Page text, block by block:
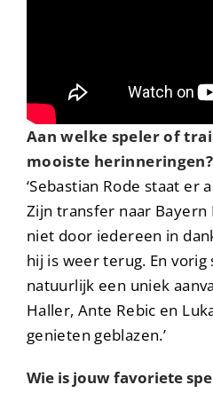
Aan welke speler of
mooiste herinneringen?
‘Sebastian Rode staat er
Zijn transfer naar
niet door iedereen in
hij is weer terug. En
natuurlijk een uniek
Haller, Ante Rebic en
genieten geblazen.’
Wie is jouw favoriete